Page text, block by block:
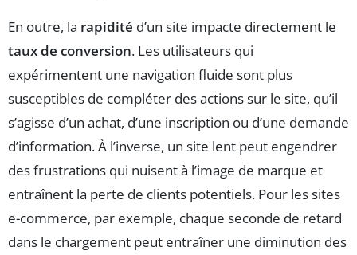
En outre, la rapidité d’un site impacte directement le
taux de conversion. Les utilisateurs qui
expérimentent une navigation fluide sont plus
susceptibles de compléter des actions sur le site, qu’il
s’agisse d’un achat, d’une inscription ou d’une demande
d’information. À l’inverse, un site lent peut engendrer
des frustrations qui nuisent à l’image de marque et
entraînent la perte de clients potentiels. Pour les sites
e-commerce, par exemple, chaque seconde de retard
dans le chargement peut entraîner une diminution des